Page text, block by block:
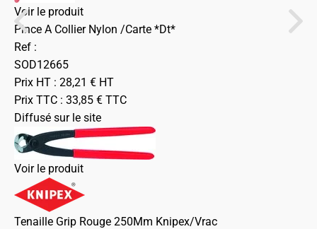
Voir le produit
Pince A Collier Nylon /Carte *Dt*
Ref :
SOD12665
Prix HT : 28,21 € HT
Prix TTC : 33,85 € TTC
Diffusé sur le site
Voir le produit
Tenaille Grip Rouge 250Mm Knipex/Vrac